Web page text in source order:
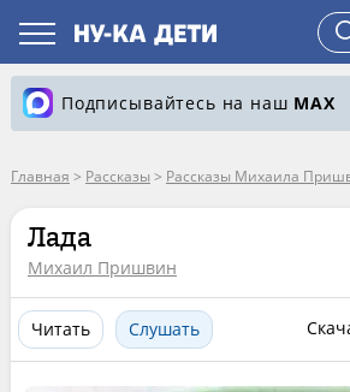
Подписывайтесь на наш MAX
Главная > Рассказы > Рассказы Михаила
Лада
Михаил Пришвин
Читать Слушать